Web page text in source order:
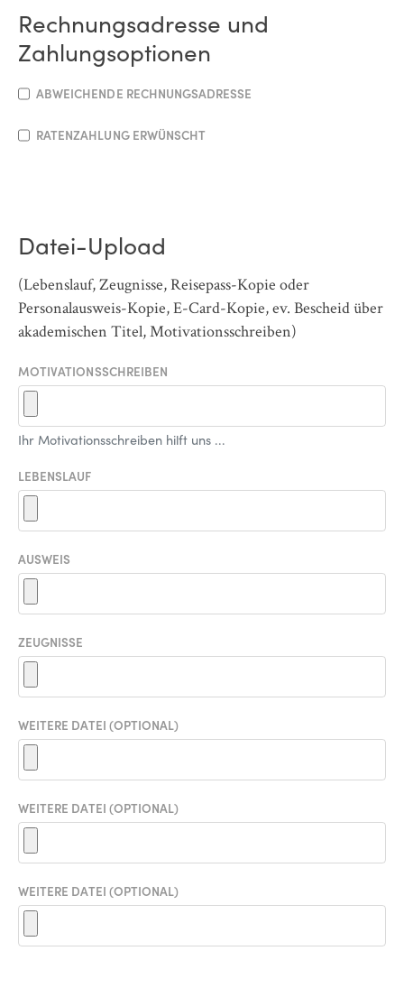
Rechnungsadresse und
Zahlungsoptionen
ABWEICHENDE RECHNUNGSADRESSE
RATENZAHLUNG ERWÜNSCHT
Datei-Upload
(Lebenslauf, Zeugnisse, Reisepass-Kopie oder
Personalausweis-Kopie, E-Card-Kopie, ev. Bescheid über
akademischen Titel, Motivationsschreiben)
MOTIVATIONSSCHREIBEN
Ihr Motivationsschreiben hilft uns ...
LEBENSLAUF
AUSWEIS
ZEUGNISSE
WEITERE DATEI (OPTIONAL)
WEITERE DATEI (OPTIONAL)
WEITERE DATEI (OPTIONAL)